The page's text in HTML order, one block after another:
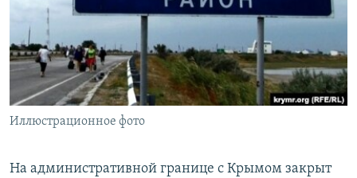
ПОБЕДИТЕЛЕЙ НЕ СУДЯТ?
КРЫМ.НЕПОКОРЕННЫЙ
ELIFBE
УКРАИНСКАЯ ПРОБЛЕМА КРЫМА
ПРИСОЕДИНЯЙТЕСЬ!
Все сайты RFE/RL
Иллюстрационное фото
На административной границе с Крымом закрыт